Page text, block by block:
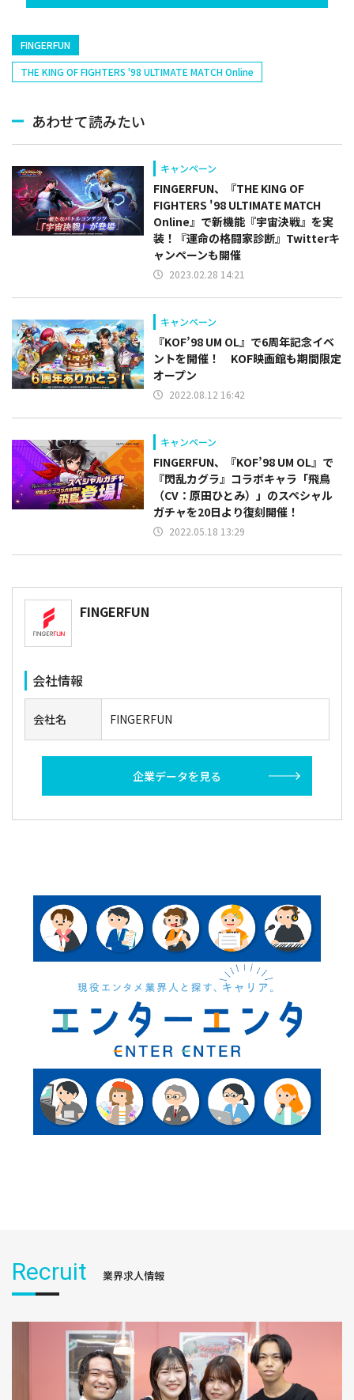
捕手)など
FINGERFUN
THE KING OF FIGHTERS '98 ULTIMATE MATCH Online
あわせて読みたい
キャンペーン
FINGERFUN、『THE KING OF
FIGHTERS '98 ULTIMATE MATCH
Online』で新機能『宇宙決戦』を実
装！『運命の格闘家診断』Twitterキ
ャンペーンも開催
2023.02.28 14:21
キャンペーン
『KOF’98 UM OL』で6周年記念イベ
ントを開催！ KOF映画館も期間限定
オープン
2022.08.12 16:42
キャンペーン
FINGERFUN、『KOF’98 UM OL』で
『閃乱カグラ』コラボキャラ「飛鳥
（CV：原田ひとみ）」のスペシャル
ガチャを20日より復刻開催！
2022.05.18 13:29
FINGERFUN
会社情報
会社名 FINGERFUN
企業データを見る
Recruit 業界求人情報